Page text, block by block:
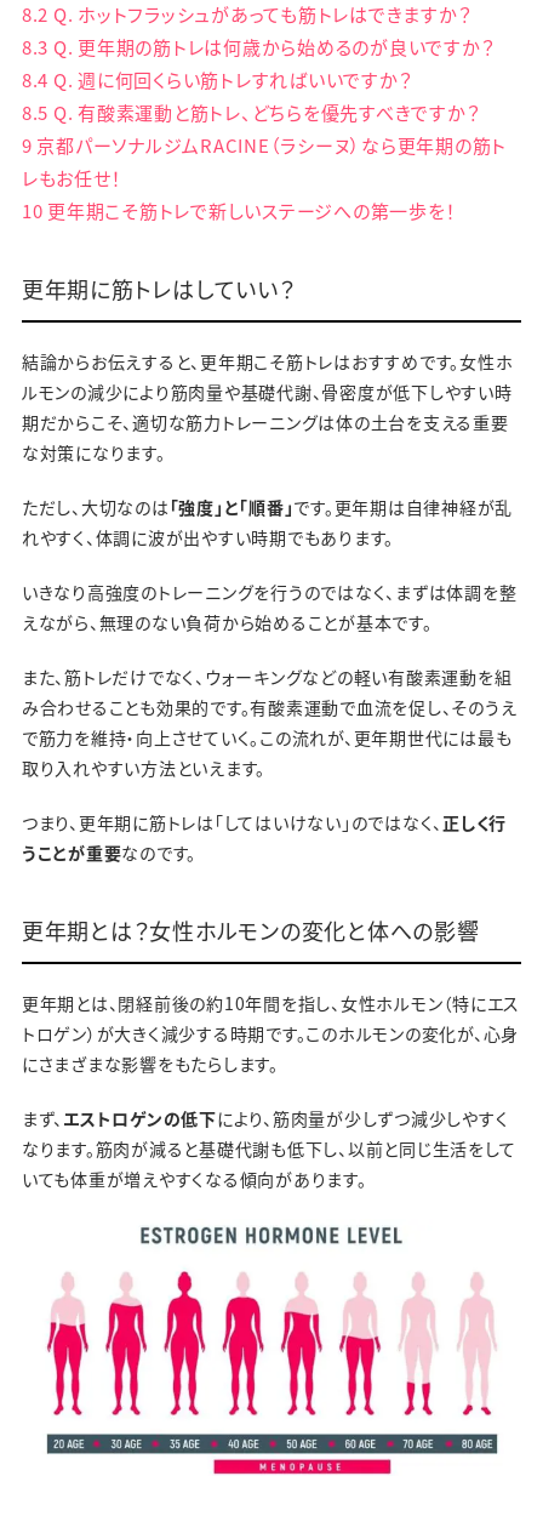
8.2 Q. ホットフラッシュがあっても筋トレはできますか？
8.3 Q. 更年期の筋トレは何歳から始めるのが良いですか？
8.4 Q. 週に何回くらい筋トレすればいいですか？
8.5 Q. 有酸素運動と筋トレ、どちらを優先すべきですか？
9 京都パーソナルジムRACINE（ラシーヌ）なら更年期の筋ト
レもお任せ！
10 更年期こそ筋トレで新しいステージへの第一歩を！
更年期に筋トレはしていい？
結論からお伝えすると、更年期こそ筋トレはおすすめです。女性ホ
ルモンの減少により筋肉量や基礎代謝、骨密度が低下しやすい時
期だからこそ、適切な筋力トレーニングは体の土台を支える重要
な対策になります。
ただし、大切なのは 「強度」と「順番」です。更年期は自律神経が乱
れやすく、体調に波が出やすい時期でもあります。
いきなり高強度のトレーニングを行うのではなく、まずは体調を整
えながら、無理のない負荷から始めることが基本です。
また、筋トレだけでなく、ウォーキングなどの軽い有酸素運動を組
み合わせることも効果的です。有酸素運動で血流を促し、そのうえ
で筋力を維持・向上させていく。この流れが、更年期世代には最も
取り入れやすい方法といえます。
つまり、更年期に筋トレは「してはいけない」のではなく、 正しく行
うことが重要なのです。
更年期とは？女性ホルモンの変化と体への影響
更年期とは、閉経前後の約10年間を指し、女性ホルモン（特にエス
トロゲン）が大きく減少する時期です。このホルモンの変化が、心身
にさまざまな影響をもたらします。
まず、 エストロゲンの低下により、筋肉量が少しずつ減少しやすく
なります。筋肉が減ると基礎代謝も低下し、以前と同じ生活をして
いても体重が増えやすくなる傾向があります。